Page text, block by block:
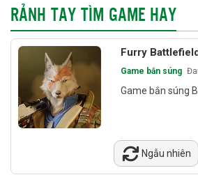
RẢNH TAY TÌM GAME HAY
Furry
Game bắn súng
Game bắn súng
Ngẫu nhiên